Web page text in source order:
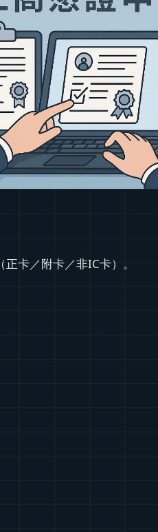
卡／附卡／非IC卡）。